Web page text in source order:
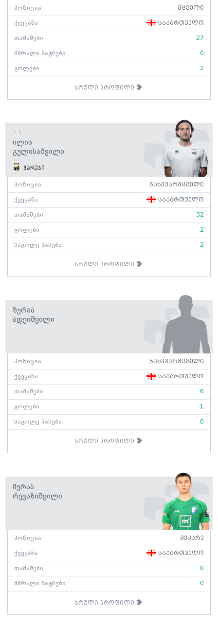
პოზიცია მცველი
ქვეყანა საქართველო
თამაშები 27
მშრალი მატჩები 0
გოლები 2
სრული პროფილი
23
Ილია
Გულისაშვილი
გარეჯი
პოზიცია ნახევარმცველი
ქვეყანა საქართველო
თამაშები 32
გოლები 2
საგოლე პასები 2
სრული პროფილი
Ზურაბ
Ადეიშვილი
პოზიცია ნახევარმცველი
ქვეყანა საქართველო
თამაშები 6
გოლები 1
საგოლე პასები 0
სრული პროფილი
Მერაბ
Რევაზიშვილი
პოზიცია მეკარე
ქვეყანა საქართველო
თამაშები 0
მშრალი მატჩები 0
სრული პროფილი